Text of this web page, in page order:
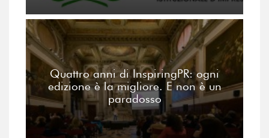
Quattro anni di InspiringPR: ogni
edizione è la migliore. E non è un
paradosso